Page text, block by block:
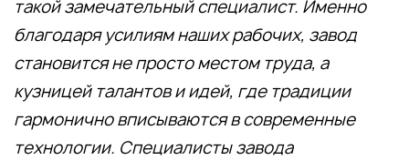
такой замечательный специалист. Именно
благодаря усилиям наших рабочих, завод
становится не просто местом труда, а
кузницей талантов и идей, где традиции
гармонично вписываются в современные
технологии. Специалисты завода